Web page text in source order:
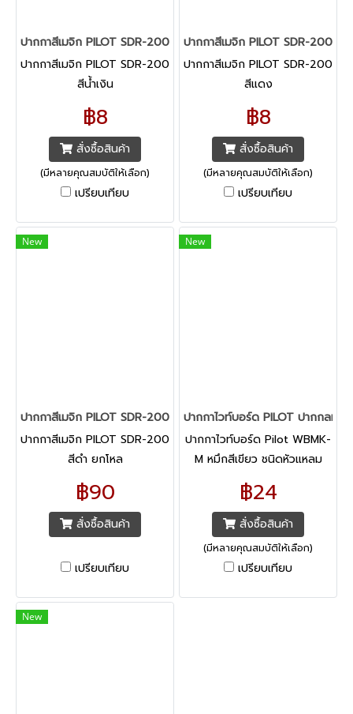
ปากกาสีเมจิก PILOT SDR-200 สีน้ำเงิน
ปากกาสีเมจิก PILOT SDR-200
สีน้ำเงิน
฿8
สั่งซื้อสินค้า
(มีหลายคุณสมบัติให้เลือก)
เปรียบเทียบ
ปากกาสีเมจิก PILOT SDR-200 สี
ปากกาสีเมจิก PILOT SDR-200
สีแดง
฿8
สั่งซื้อสินค้า
(มีหลายคุณสมบัติให้เลือก)
เปรียบเทียบ
New
ปากกาสีเมจิก PILOT SDR-200 สีดำ ยกโหล
ปากกาสีเมจิก PILOT SDR-200
สีดำ ยกโหล
฿90
สั่งซื้อสินค้า
เปรียบเทียบ
New
ปากกาไวท์บอร์ด PILOT ปากกลม สี
ปากกาไวท์บอร์ด Pilot WBMK-
M หมึกสีเขียว ชนิดหัวแหลม
สำหรับเขียนบนกระดานไวท์
บอร์ด พลาสติก หรือแก้ว ลบ
ออกง่าย โดยไม่ทิ้งคราบ หมึก
ไม่มีกลิ่นฉุน ปลอดสารพิษ ไม่
เป็นอันตรายต่อสุขภาพ หัวปาก
กามีความแข็งแรง ไม่แตกยุ่ย
ง่าย ให้การเขียนที่ไหลลื่นและเส้น
฿24
สั่งซื้อสินค้า
(มีหลายคุณสมบัติให้เลือก)
เปรียบเทียบ
New